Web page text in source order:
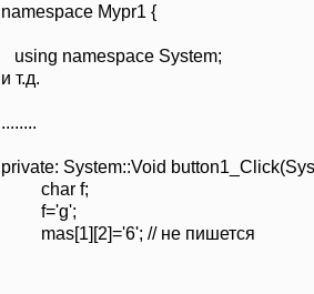
namespace Mypr1 {
using namespace System;
и т.д.
........
private: System::Void
char f;
f='g';
mas[1][2]='6'; // не пишется